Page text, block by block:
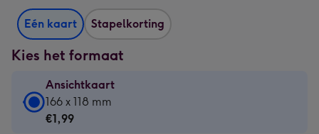
Eén kaart Stapelkorting
Kies het formaat
Ansichtkaart
Ansichtkaart
-
166 x 118 mm
€1,99